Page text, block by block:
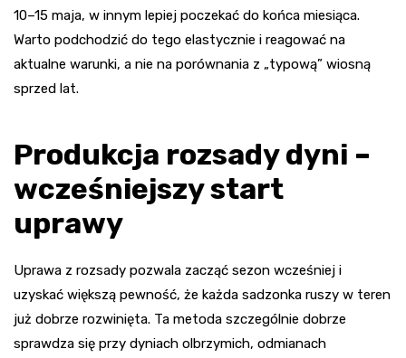
10–15 maja, w innym lepiej poczekać do końca miesiąca.
Warto podchodzić do tego elastycznie i reagować na
aktualne warunki, a nie na porównania z „typową” wiosną
sprzed lat.
Produkcja rozsady dyni –
wcześniejszy start
uprawy
Uprawa z rozsady pozwala zacząć sezon wcześniej i
uzyskać większą pewność, że każda sadzonka ruszy w teren
już dobrze rozwinięta. Ta metoda szczególnie dobrze
sprawdza się przy dyniach olbrzymich, odmianach